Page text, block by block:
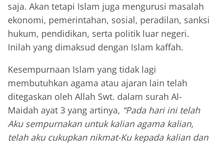
saja. Akan tetapi Islam juga mengurusi masalah
ekonomi, pemerintahan, sosial, peradilan, sanksi
hukum, pendidikan, serta politik luar negeri.
Inilah yang dimaksud dengan Islam kaffah.
Kesempurnaan Islam yang tidak lagi
membutuhkan agama atau ajaran lain telah
ditegaskan oleh Allah Swt. dalam surah Al-
Maidah ayat 3 yang artinya, “Pada hari ini telah
Aku sempurnakan untuk kalian agama kalian,
telah aku cukupkan nikmat-Ku kepada kalian dan